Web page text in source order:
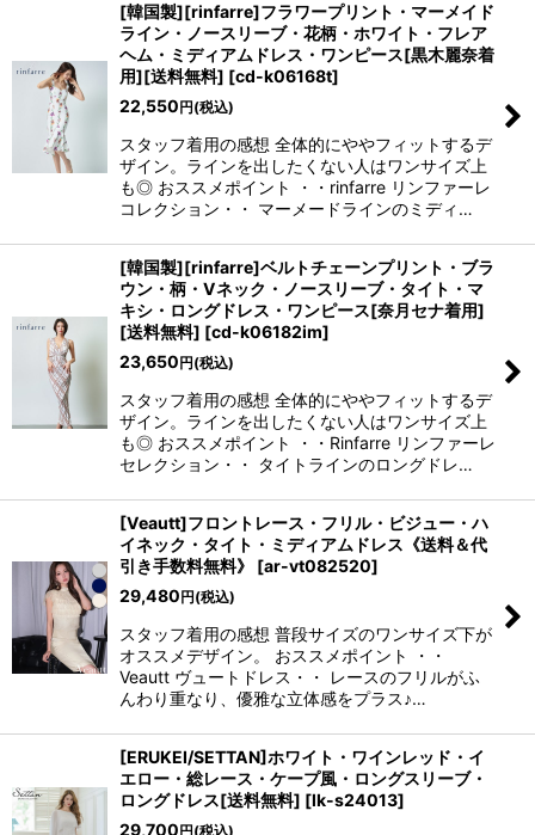
[韓国製][rinfarre]フラワープリント・マーメイド
ライン・ノースリーブ・花柄・ホワイト・フレア
ヘム・ミディアムドレス・ワンピース[黒木麗奈着
用][送料無料] [cd-k06168t]
22,550円(税込)
スタッフ着用の感想 全体的にややフィットするデ
ザイン。ラインを出したくない人はワンサイズ上
も◎ おススメポイント ・・rinfarre リンファーレ
コレクション・・ マーメードラインのミディ…
[韓国製][rinfarre]ベルトチェーンプリント・ブラ
ウン・柄・Vネック・ノースリーブ・タイト・マ
キシ・ロングドレス・ワンピース[奈月セナ着用]
[送料無料] [cd-k06182im]
23,650円(税込)
スタッフ着用の感想 全体的にややフィットするデ
ザイン。ラインを出したくない人はワンサイズ上
も◎ おススメポイント ・・Rinfarre リンファーレ
セレクション・・ タイトラインのロングドレ…
[Veautt]フロントレース・フリル・ビジュー・ハ
イネック・タイト・ミディアムドレス《送料＆代
引き手数料無料》
[ar-vt082520]
29,480円(税込)
スタッフ着用の感想 普段サイズのワンサイズ下が
オススメデザイン。 おススメポイント ・・
Veautt ヴュートドレス・・ レースのフリルがふ
んわり重なり、優雅な立体感をプラス♪…
[ERUKEI/SETTAN]ホワイト・ワインレッド・イ
エロー・総レース・ケープ風・ロングスリーブ・
ロングドレス[送料無料] [lk-s24013]
29,700円(税込)